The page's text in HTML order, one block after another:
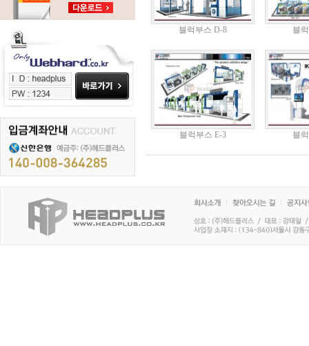
블럭부스 D-8 블
블럭부스 E-3 블